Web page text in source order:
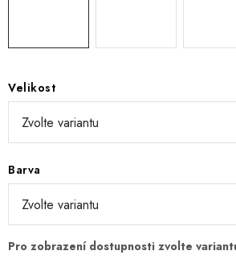
Jak nakupovat Potisk textilu/výšivka
Obchodní podmínky
GDPR + cookies
Velikost
Barva